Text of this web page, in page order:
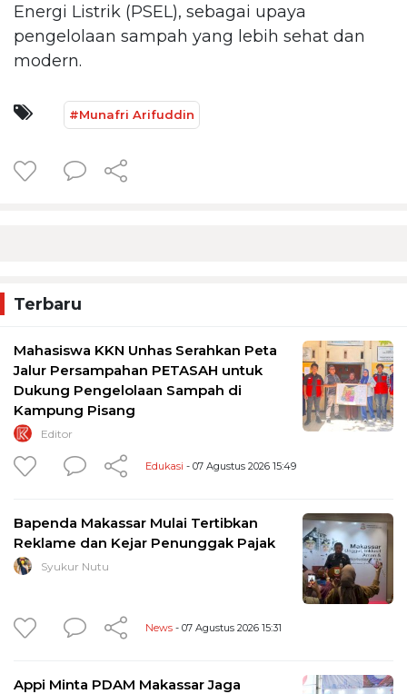
Energi Listrik (PSEL), sebagai upaya
pengelolaan sampah yang lebih sehat dan
modern.
#Munafri Arifuddin
Terbaru
Mahasiswa KKN Unhas Serahkan Peta
Jalur Persampahan PETASAH untuk
Dukung Pengelolaan Sampah di
Kampung Pisang
Editor
Edukasi - 07 Agustus 2026 15:49
Bapenda Makassar Mulai Tertibkan
Reklame dan Kejar Penunggak Pajak
Syukur Nutu
News - 07 Agustus 2026 15:31
Appi Minta PDAM Makassar Jaga